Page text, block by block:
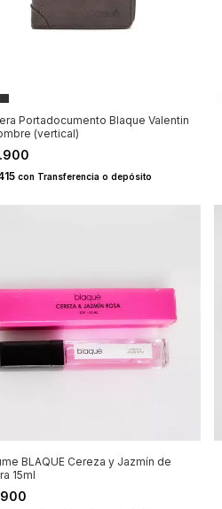
Portadocumento Blaque Valentin
(vertical)
con Transferencia o depósito
BLAQUE Cereza y Jazmín de
15ml